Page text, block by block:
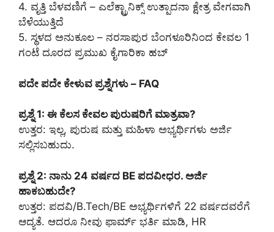
4. ವೃತ್ತಿ ಬೆಳವಣಿಗೆ – ಎಲೆಕ್ಟ್ರಾನಿಕ್ಸ್ ಉತ್ಪಾದನಾ ಕ್ಷೇತ್ರ ವೇಗವಾಗಿ
ಬೆಳೆಯುತ್ತಿದೆ
5. ಸ್ಥಳದ ಅನುಕೂಲ – ನರಸಾಪುರ ಬೆಂಗಳೂರಿನಿಂದ ಕೇವಲ 1
ಗಂಟೆ ದೂರದ ಪ್ರಮುಖ ಕೈಗಾರಿಕಾ ಹಬ್
ಪದೇ ಪದೇ ಕೇಳುವ ಪ್ರಶ್ನೆಗಳು – FAQ
ಪ್ರಶ್ನೆ 1: ಈ ಕೆಲಸ ಕೇವಲ ಪುರುಷರಿಗೆ ಮಾತ್ರವಾ?
ಉತ್ತರ: ಇಲ್ಲ, ಪುರುಷ ಮತ್ತು ಮಹಿಳಾ ಅಭ್ಯರ್ಥಿಗಳು ಅರ್ಜಿ
ಸಲ್ಲಿಸಬಹುದು.
ಪ್ರಶ್ನೆ 2: ನಾನು 24 ವರ್ಷದ BE ಪದವೀಧರ. ಅರ್ಜಿ
ಹಾಕಬಹುದೇ?
ಉತ್ತರ: ಪದವಿ/B.Tech/BE ಅಭ್ಯರ್ಥಿಗಳಿಗೆ 22 ವರ್ಷದವರೆಗೆ
ಆದ್ಯತೆ. ಆದರೂ ನೀವು ಫಾರ್ಮ್ ಭರ್ತಿ ಮಾಡಿ, HR